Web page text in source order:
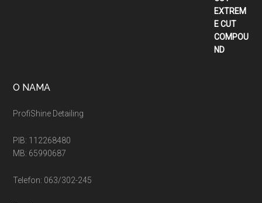
O NAMA
ProfiShine Detailing
PIB: 112268480
MB: 65990687
Telefon: 063/302-245